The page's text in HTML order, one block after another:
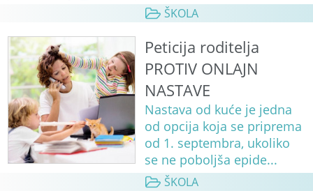
ŠKOLA
Peticija roditelja
PROTIV ONLAJN
NASTAVE
Nastava od kuće je jedna
od opcija koja se priprema
od 1. septembra, ukoliko
se ne poboljša epide...
ŠKOLA